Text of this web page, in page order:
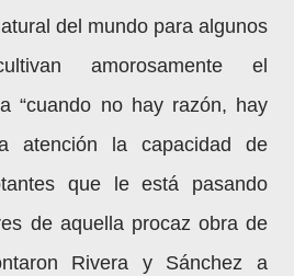
del mundo para algunos
amorosamente el
“cuando no hay razón, hay
atención la capacidad de
que le está pasando
de aquella procaz obra de
Rivera y Sánchez a